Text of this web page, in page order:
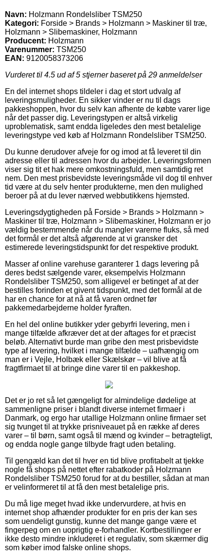
Navn: Holzmann Rondelsliber TSM250
Kategori: Forside > Brands > Holzmann > Maskiner til træ,
Holzmann > Slibemaskiner, Holzmann
Producent: Holzmann
Varenummer: TSM250
EAN: 9120058373206
Vurderet til 4.5 ud af 5 stjerner baseret på 29 anmeldelser
En del internet shops tildeler i dag et stort udvalg af
leveringsmuligheder. En sikker vinder er nu til dags
pakkeshoppen, hvor du selv kan afhente de købte varer lige
når det passer dig. Leveringstypen er altså virkelig
uproblematisk, samt endda ligeledes den mest betalelige
leveringstype ved køb af Holzmann Rondelsliber TSM250.
Du kunne derudover afveje for og imod at få leveret til din
adresse eller til adressen hvor du arbejder. Leveringsformen
viser sig tit et hak mere omkostningsfuld, men samtidig ret
nem. Den mest prisbevidste leveringsmåde vil dog til enhver
tid være at du selv henter produkterne, men den mulighed
beroer på at du lever nærved webbutikkens hjemsted.
Leveringsdygtigheden på Forside > Brands > Holzmann >
Maskiner til træ, Holzmann > Slibemaskiner, Holzmann er jo
vældig bestemmende når du mangler varerne fluks, så med
det formål er det altså afgørende at vi gransker det
estimerede leveringstidspunkt for det respektive produkt.
Masser af online varehuse garanterer 1 dags levering på
deres bedst sælgende varer, eksempelvis Holzmann
Rondelsliber TSM250, som alligevel er betinget af at der
bestilles forinden et givent tidspunkt, med det formål at de
har en chance for at nå at få varen ordnet før
pakkemedarbejderne holder fyraften.
En hel del online butikker yder gebyrfri levering, men i
mange tilfælde afkræver det at der aftages for et præcist
beløb. Alternativt burde man gribe den mest prisbevidste
type af levering, hvilket i mange tilfælde – uafhængig om
man er i Vejle, Holbæk eller Skælskør – vil blive at få
fragtfirmaet til at bringe dine varer til en pakkeshop.
Det er jo ret så let gængeligt for almindelige dødelige at
sammenligne priser i blandt diverse internet firmaer i
Danmark, og ergo har utallige Holzmann online firmaer set
sig tvunget til at trykke prisniveauet på en række af deres
varer – til børn, samt også til mænd og kvinder – betragteligt,
og endda nogle gange tilbyde fragt uden betaling.
Til gengæld kan det til hver en tid blive profitabelt at tjekke
nogle få shops på nettet efter rabatkoder på Holzmann
Rondelsliber TSM250 forud for at du bestiller, sådan at man
er velinformeret til at få den mest betalelige pris.
Du må lige meget hvad ikke undervurdere, at hvis en
internet shop afhænder produkter for en pris der kan ses
som uendeligt gunstig, kunne det mange gange være et
fingerpeg om en uoprigtig e-forhandler. Kortbestillinger er
ikke desto mindre inkluderet i et regulativ, som skærmer dig
som køber imod falske online shops.